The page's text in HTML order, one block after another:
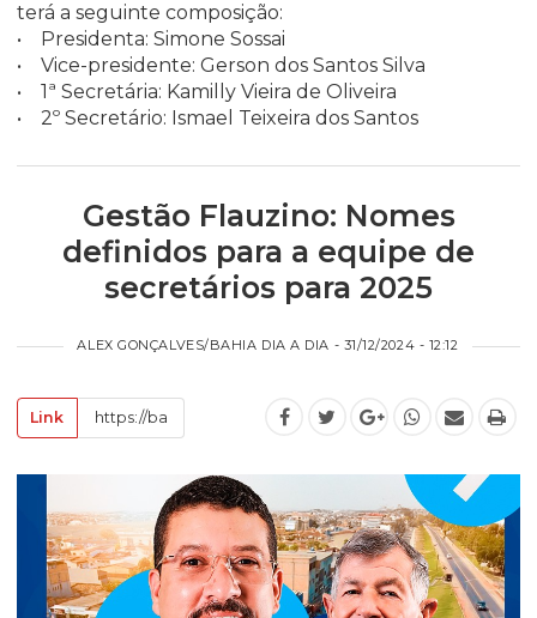
terá a seguinte composição:
• Presidenta: Simone Sossai
• Vice-presidente: Gerson dos Santos Silva
• 1ª Secretária: Kamilly Vieira de Oliveira
• 2º Secretário: Ismael Teixeira dos Santos
Gestão Flauzino: Nomes
definidos para a equipe de
secretários para 2025
ALEX GONÇALVES/BAHIA DIA A DIA - 31/12/2024 - 12:12
Link